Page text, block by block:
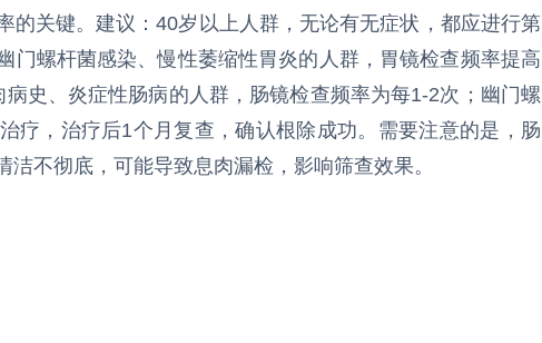
的关键。建议：40岁以上人群，无论有无症状，都应进行第
门螺杆菌感染、慢性萎缩性胃炎的人群，胃镜检查频率提高
史、炎症性肠病的人群，肠镜检查频率为每1-2次；幽门螺
疗，治疗后1个月复查，确认根除成功。需要注意的是，肠
不彻底，可能导致息肉漏检，影响筛查效果。